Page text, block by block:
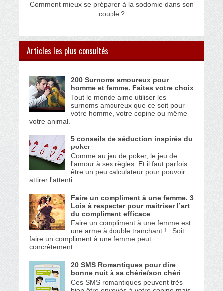
Comment mieux se préparer à la sodomie dans son
couple ?
Articles les plus consultés
200 Surnoms amoureux pour
homme et femme. Faites votre choix
Tout le monde aime utiliser les
surnoms amoureux que ce soit pour
votre homme, votre copine ou même
votre animal.
5 conseils de séduction inspirés du
poker
Comme au jeu de poker, le jeu de
l'amour à ses règles. Et il faut parfois
être un peu calculateur pour pouvoir
attirer l'attenti...
Faire un compliment à une femme. 3
Lois à respecter pour maitriser l’art
du compliment efficace
Faire un compliment à une femme est
une arme à double tranchant ! Soit
faire un compliment à une femme peut
concrètement...
20 SMS Romantiques pour dire
bonne nuit à sa chérie/son chéri
Ces SMS romantiques peuvent très